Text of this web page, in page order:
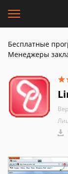
Бесплатные
Менеджеры